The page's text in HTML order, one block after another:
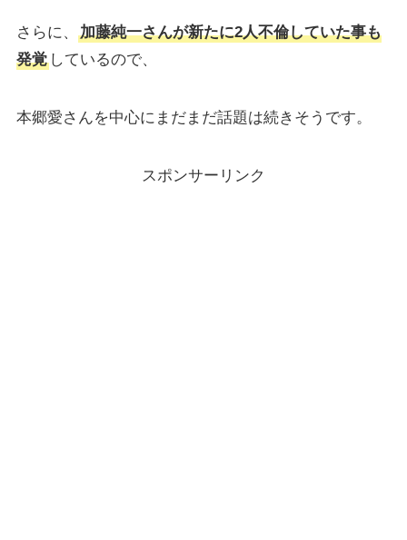
さらに、
加藤純一さんが新たに2人不倫していた事も
発覚しているので、
本郷愛さんを中心にまだまだ話題は続きそうです。
スポンサーリンク